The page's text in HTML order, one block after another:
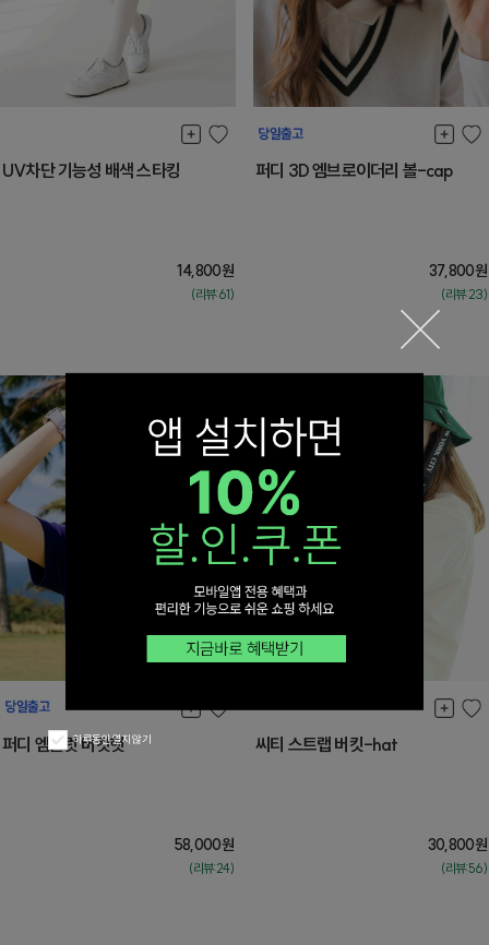
UV차단 기능성 배색 스타킹
14,800원
(리뷰:61)
퍼디 3D 엠브로이더리 볼-cap
37,800원
(리뷰:23)
퍼디 엠블럿 버킷햇
58,000원
(리뷰:24)
씨티 스트랩 버킷-hat
30,800원
(리뷰:56)
하루동안 열지 않기